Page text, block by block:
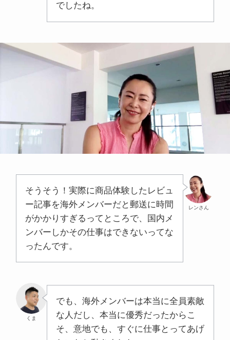
でしたね。
レンさん
そうそう！実際に商品体験したレビュ
ー記事を海外メンバーだと郵送に時間
がかかりすぎるってところで、国内メ
ンバーしかその仕事はできないってな
ったんです。
くま
でも、海外メンバーは本当に全員素敵
な人だし、本当に優秀だったからこ
そ、意地でも、すぐに仕事とってあげ